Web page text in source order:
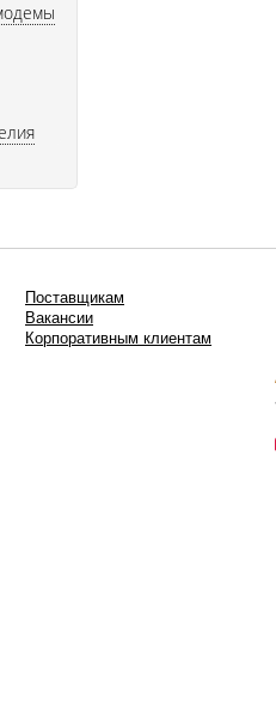
Поставщикам
Вакансии
Корпоративным клиентам